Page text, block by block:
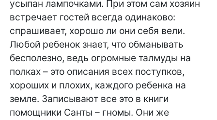
усыпан лампочками. При этом сам хозяин
встречает гостей всегда одинаково:
спрашивает, хорошо ли они себя вели.
Любой ребенок знает, что обманывать
бесполезно, ведь огромные талмуды на
полках – это описания всех поступков,
хороших и плохих, каждого ребенка на
земле. Записывают все это в книги
помощники Санты – гномы. Они же